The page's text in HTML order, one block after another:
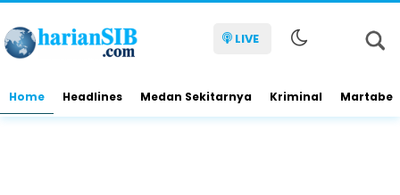
LIVE
Home Headlines Medan Sekitarnya Kriminal Martabe